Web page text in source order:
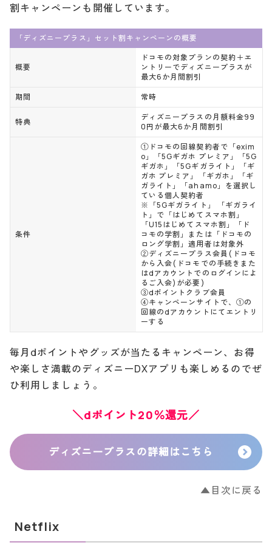
割キャンペーンも開催しています。
「ディズニープラス」セット割キャンペーンの概要
概要
ドコモの対象プランの契約＋エ
ントリーでディズニープラスが
最大6か月間割引
期間
常時
特典
ディズニープラスの月額料金99
0円が最大6か月間割引
条件
①ドコモの回線契約者で「exim
o」「5Gギガホ プレミア」「5G
ギガホ」「5Gギガライト」「ギ
ガホ プレミア」「ギガホ」「ギ
ガライト」「ahamo」を選択し
ている個人契約者
※「5Gギガライト」 「ギガライ
ト」で「はじめてスマホ割」
「U15はじめてスマホ割」「ド
コモの学割」または「ドコモの
ロング学割」適用者は対象外
②ディズニープラス会員(ドコモ
から入会(ドコモでの手続きまた
はdアカウントでのログインによ
るご入会)が必要)
③dポイントクラブ会員
④キャンペーンサイトで、①の
回線のdアカウントにてエントリ
ーする
毎月dポイントやグッズが当たるキャンペーン、お得
や楽しさ満載のディズニーDXアプリも楽しめるのでぜ
ひ利用しましょう。
＼dポイント20％還元／
ディズニープラスの詳細はこちら
▲目次に戻る
Netflix